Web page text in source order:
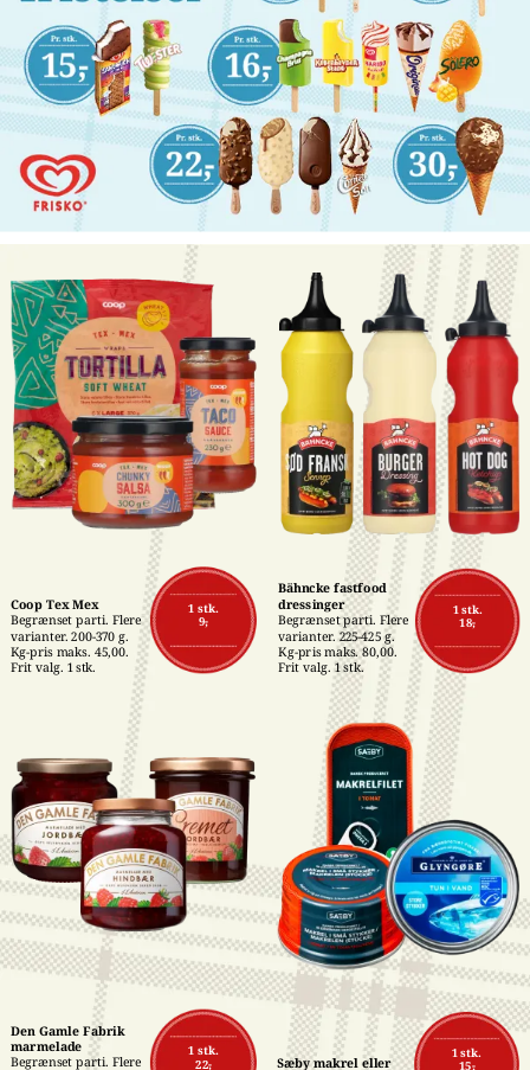
1 stk.
9,-
Coop Tex Mex
Begrænset parti. Flere
varianter. 200-370 g.
Kg-pris maks. 45,00.
Frit valg. 1 stk.
1 stk.
18,-
Bähncke fastfood
dressinger
Begrænset parti. Flere
varianter. 225-425 g.
Kg-pris maks. 80,00.
Frit valg. 1 stk.
1 stk.
22,-
Den Gamle Fabrik
marmelade
Begrænset parti. Flere
1 stk.
15,-
Sæby makrel eller